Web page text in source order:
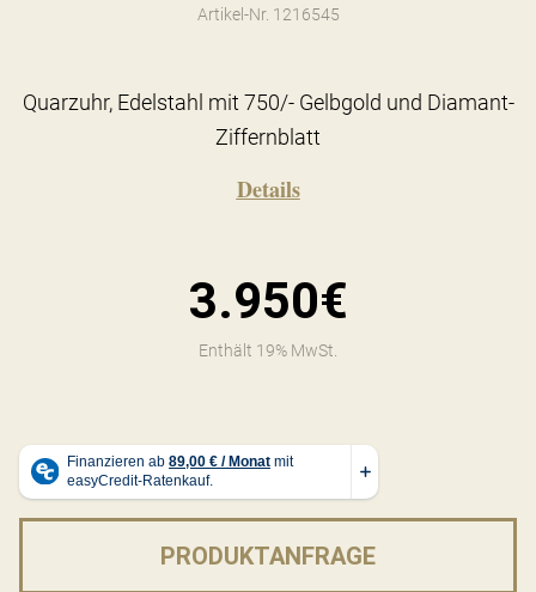
Artikel-Nr. 1216545
Quarzuhr, Edelstahl mit 750/- Gelbgold und Diamant-
Ziffernblatt
Details
3.950€
Enthält 19% MwSt.
PRODUKTANFRAGE